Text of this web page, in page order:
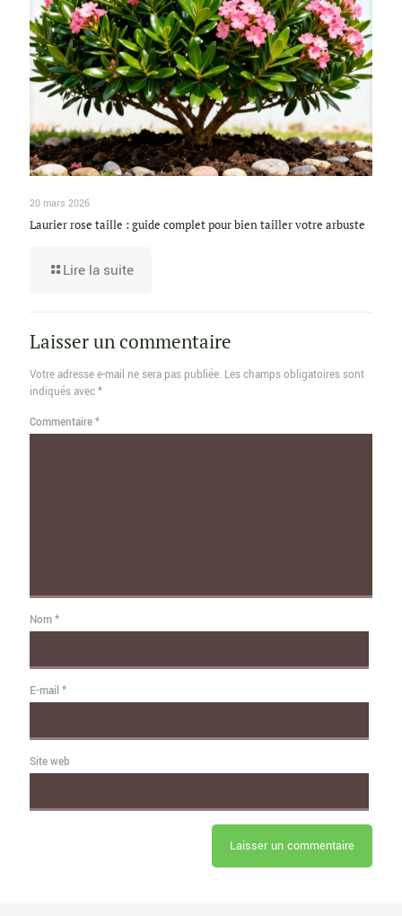
20 mars 2026
Laurier rose taille : guide complet pour bien tailler votre arbuste
Lire la suite
Laisser un commentaire
Votre adresse e-mail ne sera pas publiée. Les champs obligatoires sont
indiqués avec*
Commentaire*
Nom*
E-mail *
Site web